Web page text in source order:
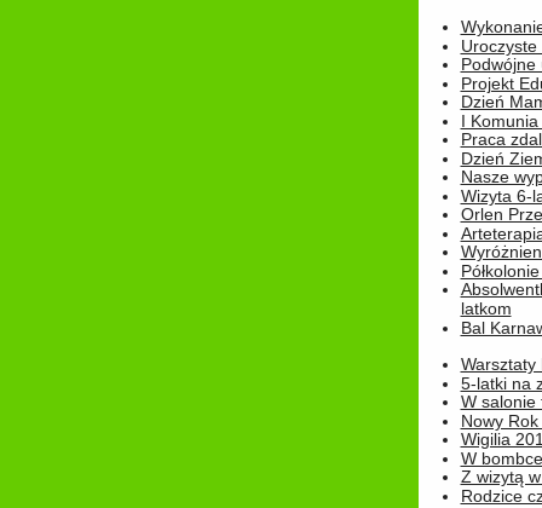
Podwójne
Projekt
Dzień
I
Praca
Dzień
Nasze
Wizyta 6-
Orlen
latkom
Bal
Warsztaty
5-latki na
W salonie
Nowy
Wigilia
W bombce
Z wizytą
Rodzice